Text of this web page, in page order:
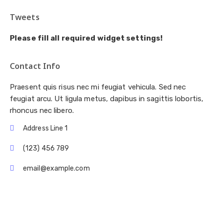
Tweets
Please fill all required widget settings!
Contact Info
Praesent quis risus nec mi feugiat vehicula. Sed nec
feugiat arcu. Ut ligula metus, dapibus in sagittis lobortis,
rhoncus nec libero.
Address Line 1
(123) 456 789
email@example.com